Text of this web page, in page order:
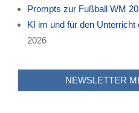
Prompts zur Fußball WM
KI im und für den
2026
NEWSLETTER